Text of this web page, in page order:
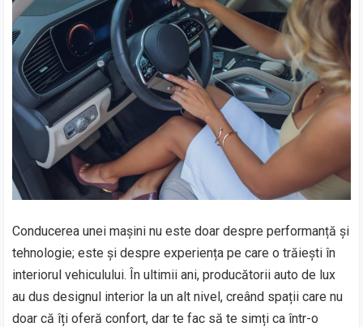
Conducerea unei mașini nu este doar despre performanță și
tehnologie; este și despre experiența pe care o trăiești în
interiorul vehiculului. În ultimii ani, producătorii auto de lux
au dus designul interior la un alt nivel, creând spații care nu
doar că îți oferă confort, dar te fac să te simți ca într-o